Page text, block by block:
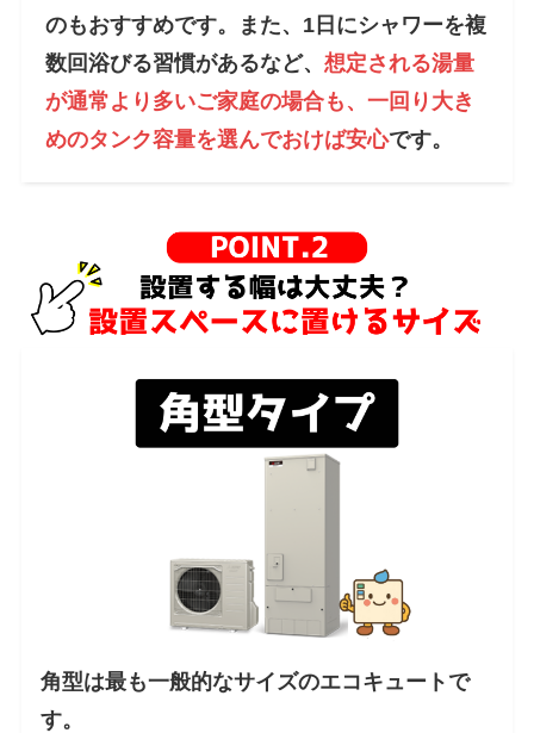
のもおすすめです。また、1日にシャワーを複
数回浴びる習慣があるなど、想定される湯量
が通常より多いご家庭の場合も、一回り大き
めのタンク容量を選んでおけば安心です。
角型は最も一般的なサイズのエコキュートで
す。